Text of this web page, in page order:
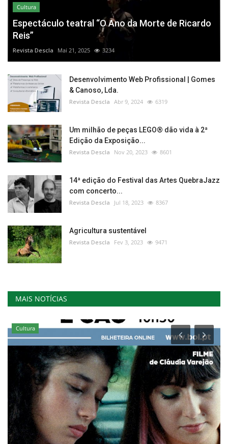
Cultura
Espectáculo teatral “O Ano da Morte de Ricardo
Reis”
Revista Descla Mai 21, 2025 3234
Desenvolvimento Web Profissional | Gomes
& Canoso, Lda.
Revista Descla Abr 9, 2024 6319
Um milhão de peças LEGO® dão vida à 2ª
Edição da Exposição...
Revista Descla Nov 20, 2023 8601
14ª edição do Festival das Artes QuebraJazz
com concerto...
Revista Descla Jul 18, 2023 8367
Agricultura sustentável
Revista Descla Fev 3, 2023 9471
MAIS NOTÍCIAS
Cultura